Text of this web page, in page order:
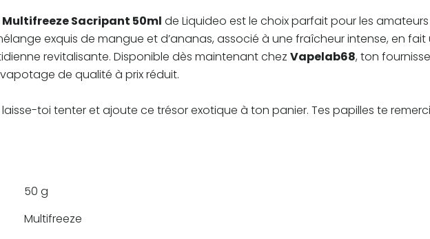
Multifreeze Sacripant 50ml de Liquideo est le choix parfait pour les
exquis de mangue et d’ananas, associé à une fraîcheur intense, en
revitalisante. Disponible dès maintenant chez Vapelab68, ton
de qualité à prix réduit.
laisse-toi tenter et ajoute ce trésor exotique à ton panier. Tes papilles te
50 g
Multifreeze